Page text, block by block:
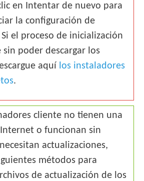
en Intentar de nuevo para
la configuración de
el proceso de inicialización
sin poder descargar los
aquí los instaladores
.
cliente no tienen una
o funcionan sin
actualizaciones,
métodos para
de actualización de los